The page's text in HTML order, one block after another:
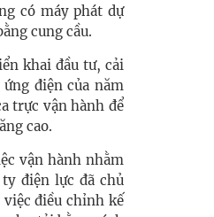
có máy phát dự
cung cầu.
khai đầu tư, cải
điện của năm
trực vận hành để
cao.
vận hành nhằm
điện lực đã chủ
điều chỉnh kế